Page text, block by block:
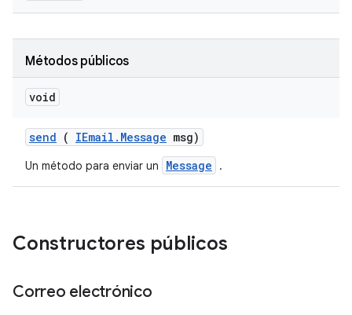
Métodos públicos
void
send ( IEmail . Message msg)
Un método para enviar un Message .
Constructores públicos
Correo electrónico